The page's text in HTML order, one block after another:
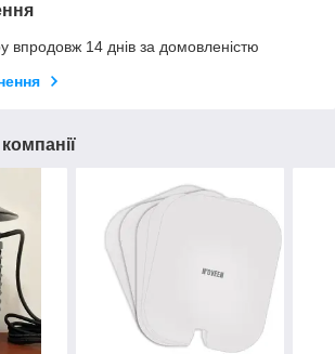
впродовж 14 днів за домовленістю